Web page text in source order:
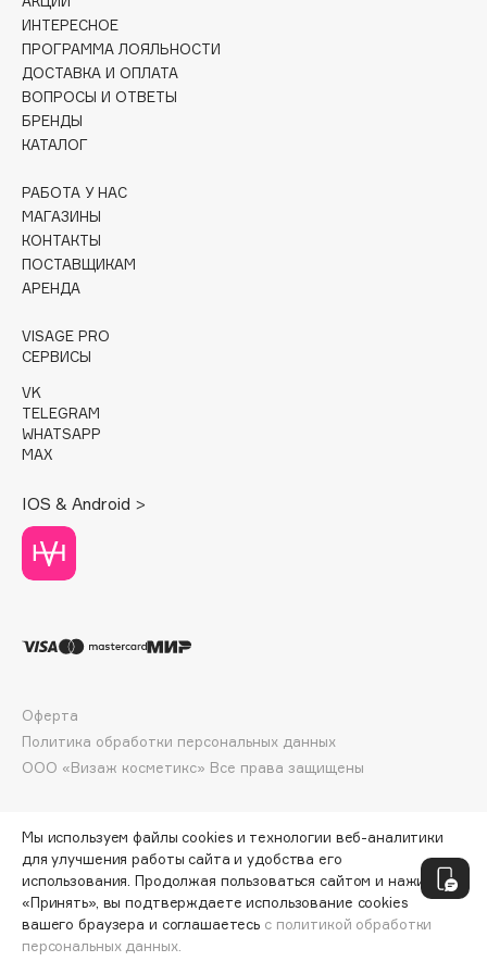
Collagenina
Consly
Corimo
CosRX
Cottolina
Cunzite
Curaprox
D
d'Alba
DARLING*
Darphin
Deonica
Dessange
Dior
Dolomit
DP Daily Perfection
Dr. Vranjes Firenze
Dr.Althea
Dr.Jart+
DSD de Luxe
Dyson
СООБЩИТЬ О ПОСТУПЛЕНИИ
ИНТЕРЕСНОЕ
ПРОГРАММА ЛОЯЛЬНОСТИ
ДОСТАВКА И ОПЛАТА
ВОПРОСЫ И ОТВЕТЫ
БРЕНДЫ
КАТАЛОГ
РАБОТА У НАС
МАГАЗИНЫ
КОНТАКТЫ
ПОСТАВЩИКАМ
АРЕНДА
VISAGE PRO
СЕРВИСЫ
VK
TELEGRAM
WHATSAPP
MAX
IOS & Android >
ООО «Визаж косметикс» Все права защищены
Оферта
Политика обработки персональных данных
Мы используем файлы cookies и технологии веб-аналитики
для улучшения работы сайта и удобства его
использования. Продолжая пользоваться сайтом и нажимая
«Принять», вы подтверждаете использование cookies
вашего браузера и соглашаетесь с политикой обработки
персональных данных.